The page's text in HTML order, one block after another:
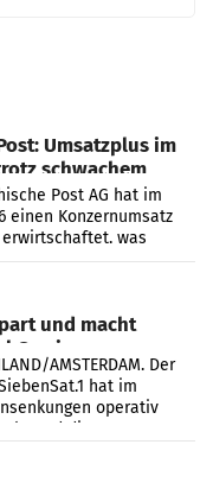
Umsatzplus im
schwachem
Post AG hat im
einen Konzernumsatz
erwirtschaftet, was
gegenüber dem
und macht
Gewinn
AMSTERDAM. Der
hat im
operativ
und die